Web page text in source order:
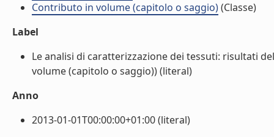
Contributo in volume (capitolo o saggio)(Classe)
Label
Le analisi di caratterizzazione dei tessuti: risultati
volume (capitolo o saggio)) (literal)
Anno
2013-01-01T00:00:00+01:00 (literal)